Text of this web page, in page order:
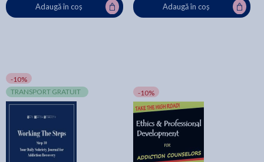
Adaugă în coș Adaugă în coș
-10%
TRANSPORT GRATUIT
-10%